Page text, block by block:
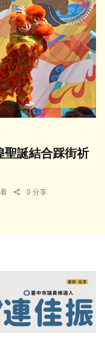
聖誕結合踩街祈
0 分享